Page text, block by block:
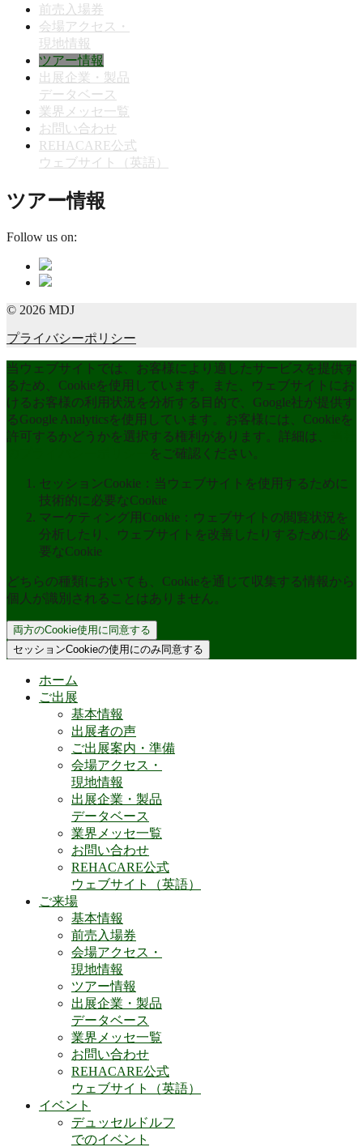
前売入場券
会場アクセス・
現地情報
ツアー情報
出展企業・製品
データベース
業界メッセ一覧
お問い合わせ
REHACARE公式
ウェブサイト（英語）
ツアー情報
Follow us on:
© 2026 MDJ
プライバシーポリシー
当ウェブサイトでは、お客様により適したサービスを提供す
るため、Cookieを使用しています。また、ウェブサイトにお
けるお客様の利用状況を分析する目的で、Google社が提供す
るGoogle Analyticsを使用しています。お客様には、Cookieを
許可するかどうかを選択する権利があります。詳細は、
をご確認ください。
セッションCookie：当ウェブサイトを使用するために
技術的に必要なCookie
マーケティング用Cookie：ウェブサイトの閲覧状況を
分析したり、ウェブサイトを改善したりするために必
要なCookie
どちらの種類においても、Cookieを通じて収集する情報から
個人が識別されることはありません。
両方のCookie使用に同意する
セッションCookieの使用にのみ同意する
ホーム
ご出展
基本情報
出展者の声
ご出展案内・準備
会場アクセス・
現地情報
出展企業・製品
データベース
業界メッセ一覧
お問い合わせ
REHACARE公式
ウェブサイト（英語）
ご来場
基本情報
前売入場券
会場アクセス・
現地情報
ツアー情報
出展企業・製品
データベース
業界メッセ一覧
お問い合わせ
REHACARE公式
ウェブサイト（英語）
イベント
デュッセルドルフ
でのイベント